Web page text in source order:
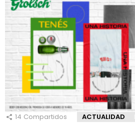
14 Compartidos ACTUALIDAD